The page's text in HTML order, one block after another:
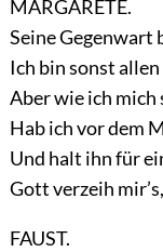
MARGARETE.
Seine Gegenwart
Ich bin sonst
Aber wie ich mich
Hab ich vor dem
Und halt ihn für
Gott verzeih
FAUST.